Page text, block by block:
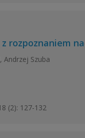
rozpoznaniem
Andrzej Szuba
(2): 127-132